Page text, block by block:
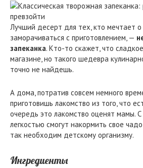
Лучший десерт для тех, кто мечтает
заморачиваться с приготовлением, —
запеканка. Кто-то скажет, что
магазине, но такого шедевра
точно не найдешь.
А дома, потратив совсем немного
приготовишь лакомство из того, что
очередь это лакомство оценят мамы.
легкостью смогут накормить свое
так необходим детскому организму.
Ингредиенты